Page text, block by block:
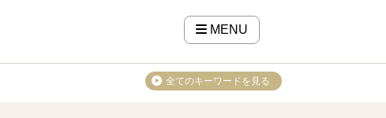
MENU
全てのキーワードを見る